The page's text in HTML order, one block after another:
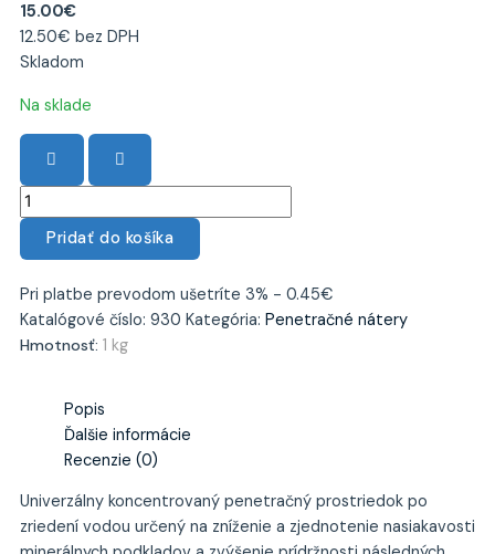
15.00€
12.50€ bez DPH
Skladom
Na sklade
PENETRÁCIA
PROFI
PR40
1kg
Pridať do košíka
Pri platbe prevodom ušetríte 3% - 0.45€
Katalógové číslo: 930 Kategória: Penetračné nátery
Hmotnosť: 1 kg
Popis
Ďalšie informácie
Recenzie (0)
Univerzálny koncentrovaný penetračný prostriedok po
zriedení vodou určený na zníženie a zjednotenie nasiakavosti